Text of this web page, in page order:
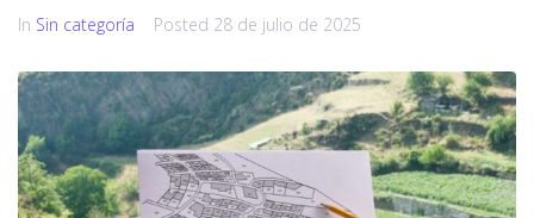
In Sin categoría Posted 28 de julio de 2025